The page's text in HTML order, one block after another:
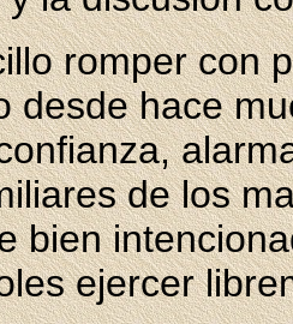
romper con
desde hace
de los
bien
ejercer